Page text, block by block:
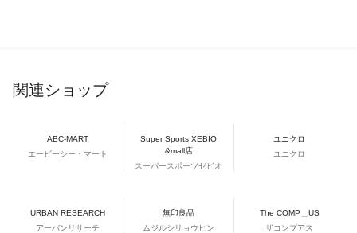
関連ショップ
ABC-MART
エービーシー・マート
Super Sports XEBIO
&mall店
スーパースポーツゼビオ
ユニクロ
ユニクロ
URBAN RESEARCH
アーバンリサーチ
無印良品
ムジルシリョウヒン
The COMP＿US
ザコンプアス